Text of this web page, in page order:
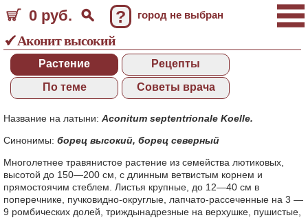
0 руб. ? город не выбран
Аконит высокий
Растение
Рецепты
По теме
Советы врача
Название на латыни: Aconitum septentrionale Koelle.
Синонимы: борец высокий, борец северный
Многолетнее травянистое растение из семейства лютиковых,
высотой до 150—200 см, с длинным ветвистым корнем и
прямостоячим стеблем. Листья крупные, до 12—40 см в
поперечнике, пучковидно-округлые, лапчато-рассеченные на 3 —
9 ромбических долей, триждынадрезные на верхушке, пушистые,